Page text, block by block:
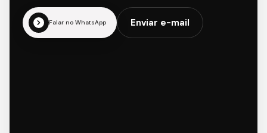
Falar no WhatsApp Enviar e-mail